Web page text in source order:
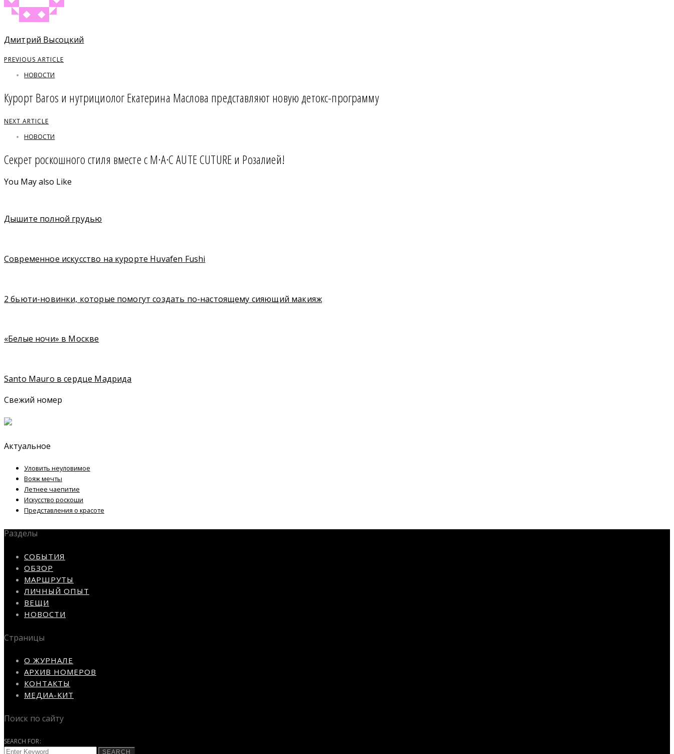
Дмитрий Высоцкий
PREVIOUS ARTICLE
НОВОСТИ
Курорт Baros и нутрициолог Екатерина Маслова представляют новую детокс-программу
NEXT ARTICLE
НОВОСТИ
Секрет роскошного стиля вместе с M·A·C AUTE CUTURE и Розалией!
You May also Like
Дышите полной грудью
Современное искусство на курорте Huvafen Fushi
2 бьюти-новинки, которые помогут создать по-настоящему сияющий макияж
«Белые ночи» в Москве
Santo Mauro в сердце Мадрида
Свежий номер
Актуальное
Уловить неуловимое
Вояж мечты
Летнее чаепитие
Искусство роскоши
Представления о красоте
Разделы
СОБЫТИЯ
ОБЗОР
МАРШРУТЫ
ЛИЧНЫЙ ОПЫТ
ВЕЩИ
НОВОСТИ
Страницы
О ЖУРНАЛЕ
АРХИВ НОМЕРОВ
КОНТАКТЫ
МЕДИА-КИТ
Поиск по сайту
SEARCH FOR:
SEARCH